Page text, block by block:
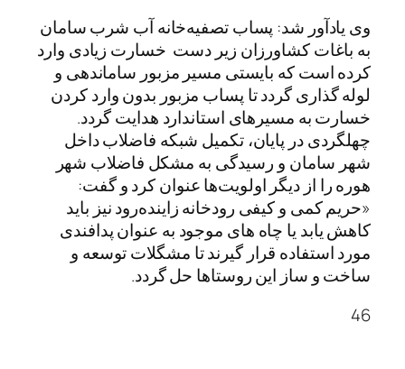
وی یادآور شد: پساب تصفیه‌خانه آب شرب سامان
به باغات کشاورزان زیر دست خسارت زیادی وارد
کرده است که بایستی مسیر مزبور ساماندهی و
لوله گذاری گردد تا پساب مزبور بدون وارد کردن
خسارت به مسیرهای استاندارد هدایت گردد.
چهلگردی در پایان، تکمیل شبکه فاضلاب داخل
شهر سامان و رسیدگی به مشکل فاضلاب شهر
هوره را از دیگر اولویت‌ها عنوان کرد و گفت:
«حریم کمی و کیفی رودخانه زاینده‌رود نیز باید
کاهش یابد یا چاه های موجود به عنوان پدافندی
مورد استفاده قرار گیرند تا مشگلات توسعه و
ساخت و ساز این روستاها حل گردد.
46